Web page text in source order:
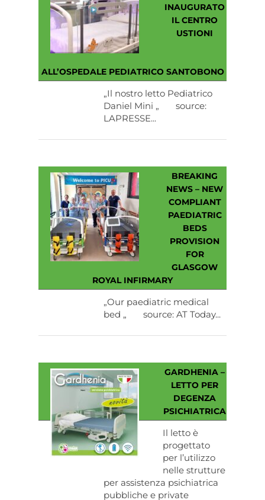
INAUGURATO
IL CENTRO
USTIONI
ALL’OSPEDALE PEDIATRICO SANTOBONO
„Il nostro letto Pediatrico
Daniel Mini „ source:
LAPRESSE...
BREAKING
NEWS – NEW
COMPLIANT
PAEDIATRIC
BEDS
PROVISION
FOR
GLASGOW
ROYAL INFIRMARY
„Our paediatric medical
bed „ source: AT Today...
GARDHENIA –
LETTO PER
DEGENZA
PSICHIATRICA
Il letto è
progettato
per l’utilizzo
nelle strutture
per assistenza psichiatrica
pubbliche e private